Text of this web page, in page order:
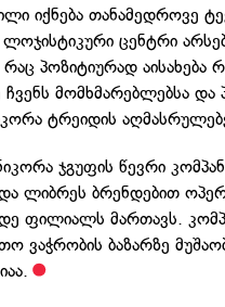
იქნება თანამედროვე
ცენტრი
რაც პოზიტიურად აისახება
ჩვენს მომხმარებლებსა
ტრეიდის
ჯგუფის წევრი
და ლიბრეს ბრენდებით
ფილიალს მართავს.
ვაჭრობის ბაზარზე